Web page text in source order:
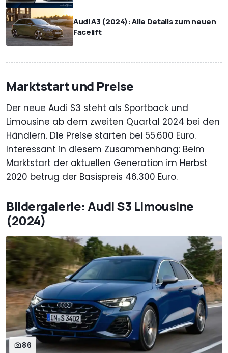
Audi A3 (2024): Alle Details zum neuen
Facelift
Marktstart und Preise
Der neue Audi S3 steht als Sportback und
Limousine ab dem zweiten Quartal 2024 bei den
Händlern. Die Preise starten bei 55.600 Euro.
Interessant in diesem Zusammenhang: Beim
Marktstart der aktuellen Generation im Herbst
2020 betrug der Basispreis 46.300 Euro.
Bildergalerie: Audi S3 Limousine
(2024)
86